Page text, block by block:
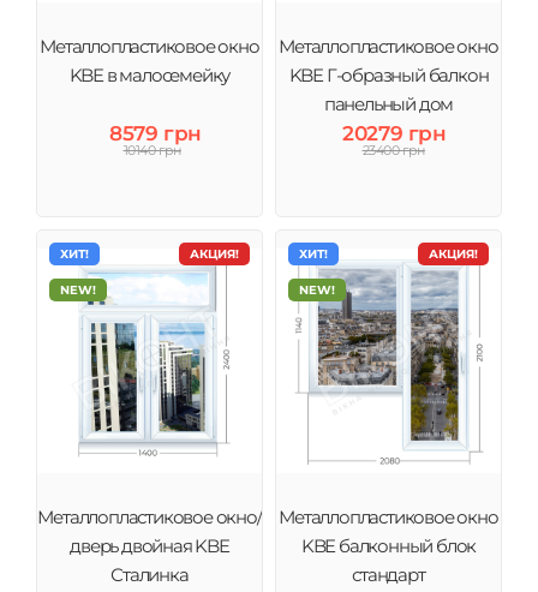
Металлопластиковое окно
KBE в малосемейку
8579 грн
10140 грн
Металлопластиковое окно
KBE Г-образный балкон
панельный дом
20279 грн
23400 грн
АКЦИЯ!
ХИТ!
NEW!
Металлопластиковое окно/
дверь двойная KBE
Сталинка
АКЦИЯ!
ХИТ!
NEW!
Металлопластиковое окно
KBE балконный блок
стандарт